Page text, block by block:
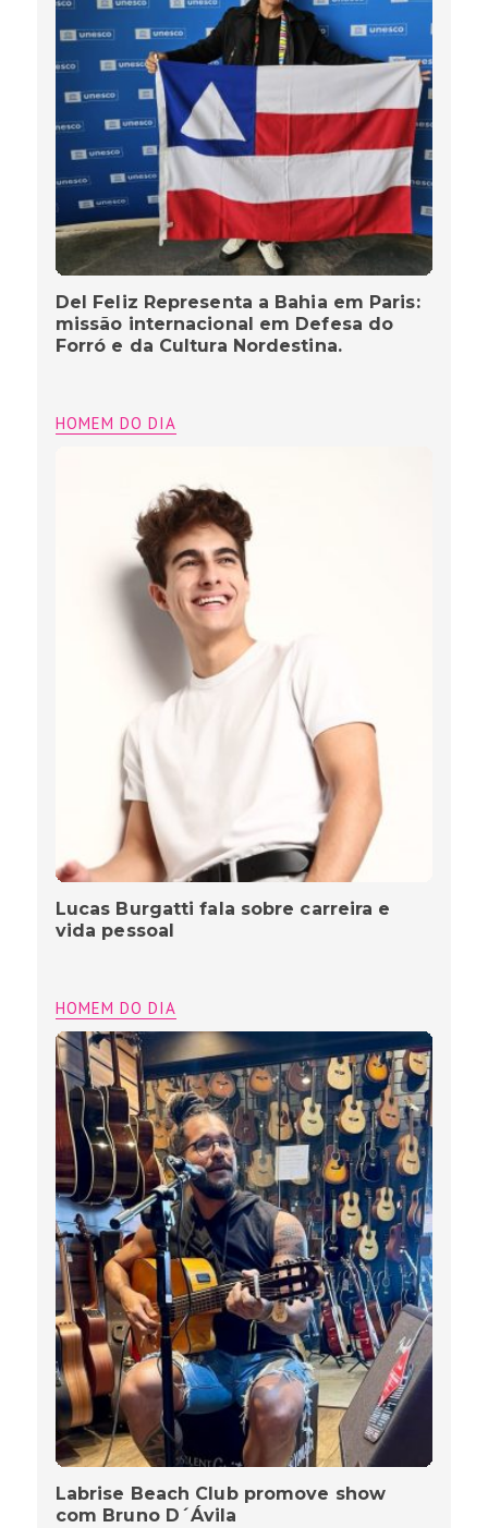
Del Feliz Representa a Bahia em Paris:
missão internacional em Defesa do
Forró e da Cultura Nordestina.
HOMEM DO DIA
Lucas Burgatti fala sobre carreira e
vida pessoal
HOMEM DO DIA
Labrise Beach Club promove show
com Bruno D´Ávila